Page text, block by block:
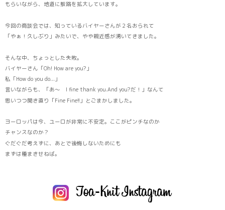
もらいながら、地道に販路を拡大しています。
今回の商談会では、知っているバイヤーさんが２名おられて
「やぁ！久しぶり」みたいで、やや親近感が湧いてきました。
そんな中、ちょっとした失敗。
バイヤーさん「Oh! How are you?」
私「How do you do...」
言いながらも、「あ～ I fine thank you.And you?だ！」なんて
思いつつ開き直り「Fine Fine!!」とごまかしました。
ヨーロッパは今、ユーロが非常に不安定。ここがピンチなのか
チャンスなのか？
ぐだぐだ考えずに、あとで後悔しないためにも
まずは種まきせねば。